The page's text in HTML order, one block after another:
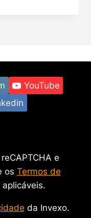
YouTube
e
os Termos de
da Invexo.